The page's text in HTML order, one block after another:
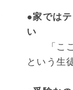
●家では
い
「ここ
という生